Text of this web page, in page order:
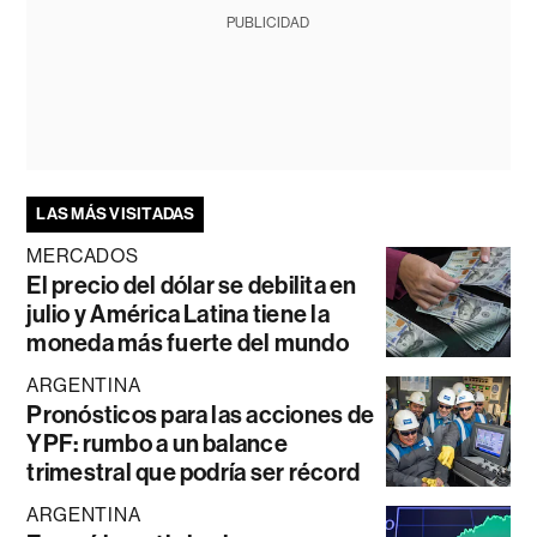
PUBLICIDAD
LAS MÁS VISITADAS
MERCADOS
El precio del dólar se debilita en
julio y América Latina tiene la
moneda más fuerte del mundo
ARGENTINA
Pronósticos para las acciones de
YPF: rumbo a un balance
trimestral que podría ser récord
ARGENTINA